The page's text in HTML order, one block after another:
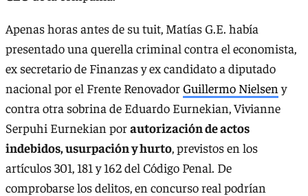
Apenas horas antes de su tuit, Matías G.E. había
presentado una querella criminal contra el economista,
ex secretario de Finanzas y ex candidato a diputado
nacional por el Frente RenovadorGuillermo Nielsen y
contra otra sobrina de Eduardo Eurnekian, Vivianne
Serpuhi Eurnekian porautorización de actos
indebidos, usurpación y hurto, previstos en los
artículos 301, 181 y 162 del Código Penal. De
comprobarse los delitos, en concurso real podrían